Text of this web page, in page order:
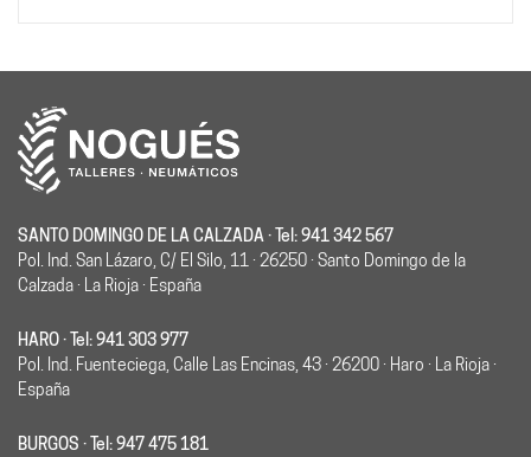
SANTO DOMINGO DE LA CALZADA · Tel: 941 342 567
Pol. Ind. San Lázaro, C/ El Silo, 11 · 26250 · Santo Domingo de la
Calzada · La Rioja · España
HARO · Tel: 941 303 977
Pol. Ind. Fuenteciega, Calle Las Encinas, 43 · 26200 · Haro · La Rioja ·
España
BURGOS · Tel: 947 475 181